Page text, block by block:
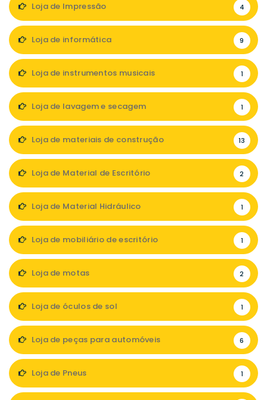
Loja de Impressão 4
Loja de informática 9
Loja de instrumentos musicais 1
Loja de lavagem e secagem 1
Loja de materiais de construção 13
Loja de Material de Escritório 2
Loja de Material Hidráulico 1
Loja de mobiliário de escritório 1
Loja de motas 2
Loja de óculos de sol 1
Loja de peças para automóveis 6
Loja de Pneus 1